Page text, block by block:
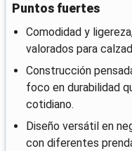
Puntos fuertes
Comodidad y
valorados para
Construcción
foco en durabilidad
cotidiano.
Diseño versátil en
con diferentes